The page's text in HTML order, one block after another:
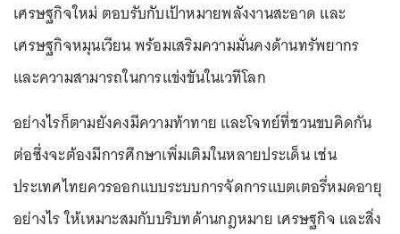
เศรษฐกิจใหม่ ตอบรับกับเป้าหมายพลังงานสะอาด และ
เศรษฐกิจหมุนเวียน พร้อมเสริมความมั่นคงด้านทรัพยากร
และความสามารถในการแข่งขันในเวทีโลก
อย่างไรก็ตามยังคงมีความท้าทาย และโจทย์ที่ชวนขบคิดกัน
ต่อซึ่งจะต้องมีการศึกษาเพิ่มเติมในหลายประเด็น เช่น
ประเทศไทยควรออกแบบระบบการจัดการแบตเตอรี่หมดอายุ
อย่างไร ให้เหมาะสมกับบริบทด้านกฎหมาย เศรษฐกิจ และสิ่ง